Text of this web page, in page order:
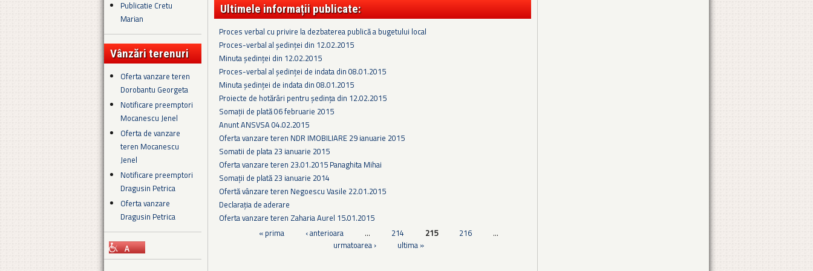
Publicatie Cretu
Marian
Vânzări terenuri
Oferta vanzare teren
Dorobantu Georgeta
Notificare preemptori
Mocanescu Jenel
Oferta de vanzare
teren Mocanescu
Jenel
Notificare preemptori
Dragusin Petrica
Oferta vanzare
Dragusin Petrica
Ultimele informații publicate:
Proces verbal cu privire la dezbaterea publică a bugetului local
Proces-verbal al ședinței din 12.02.2015
Minuta ședinței din 12.02.2015
Proces-verbal al ședinței de indata din 08.01.2015
Minuta ședinței de indata din 08.01.2015
Proiecte de hotărâri pentru ședința din 12.02.2015
Somaţii de plată 06 februarie 2015
Anunt ANSVSA 04.02.2015
Oferta vanzare teren NDR IMOBILIARE 29 ianuarie 2015
Somatii de plata 23 ianuarie 2015
Oferta vanzare teren 23.01.2015 Panaghita Mihai
Somații de plată 23 ianuarie 2014
Ofertă vânzare teren Negoescu Vasile 22.01.2015
Declarația de aderare
Oferta vanzare teren Zaharia Aurel 15.01.2015
« prima ‹ anterioara … 214 215 216
…
urmatoarea ›
ultima »